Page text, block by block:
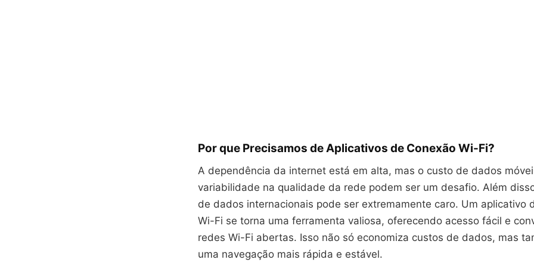
Por que Precisamos de Aplicativos de Conexão Wi-Fi?
A dependência da internet está em alta, mas o custo de dados
variabilidade na qualidade da rede podem ser um desafio. Além
de dados internacionais pode ser extremamente caro. Um aplicativo
Wi-Fi se torna uma ferramenta valiosa, oferecendo acesso fácil e
redes Wi-Fi abertas. Isso não só economiza custos de dados, mas
uma navegação mais rápida e estável.